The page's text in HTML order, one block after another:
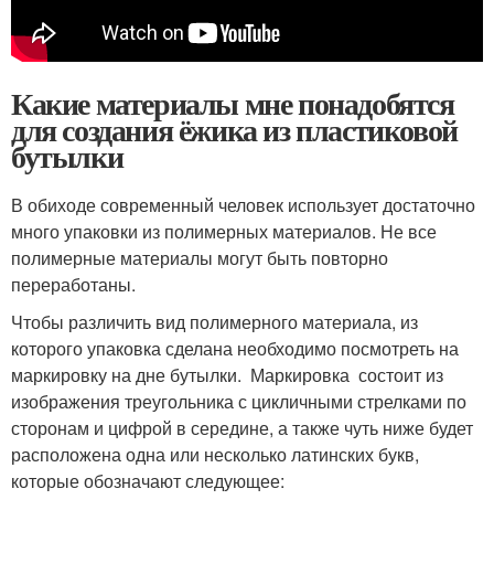
Какие материалы мне понадобятся
для создания ёжика из пластиковой
бутылки
В обиходе современный человек использует достаточно
много упаковки из полимерных материалов. Не все
полимерные материалы могут быть повторно
переработаны.
Чтобы различить вид полимерного материала, из
которого упаковка сделана необходимо посмотреть на
маркировку на дне бутылки. Маркировка состоит из
изображения треугольника с цикличными стрелками по
сторонам и цифрой в середине, а также чуть ниже будет
расположена одна или несколько латинских букв,
которые обозначают следующее: